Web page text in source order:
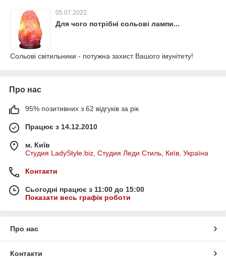
05.07.2022
Для чого потрібні сольові лампи...
Сольові світильники - потужна захист Вашого імунітету!
Про нас
95% позитивних з 62 відгуків за рік
Працює з 14.12.2010
м. Київ
Студия LadyStyle.biz, Студия Леди Стиль, Київ, Україна
Контакти
Сьогодні працює з 11:00 до 15:00
Показати весь графік роботи
Про нас
Контакти